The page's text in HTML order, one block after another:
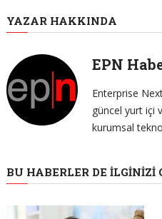
YAZAR HAKKINDA
EPN
Enterprise
güncel yurt içi
kurumsal
BU HABERLER DE İLGINIZI